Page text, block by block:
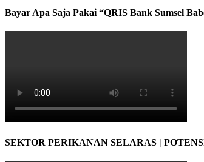
Bayar Apa Saja Pakai “QRIS Bank Sumsel
SEKTOR PERIKANAN SELARAS |